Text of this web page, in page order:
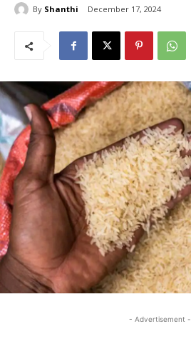
By Shanthi December 17, 2024
- Advertisement -